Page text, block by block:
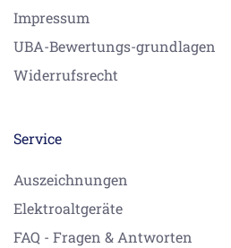
Impressum
UBA-Bewertungs-grundlagen
Widerrufsrecht
Service
Auszeichnungen
Elektroaltgeräte
FAQ - Fragen & Antworten